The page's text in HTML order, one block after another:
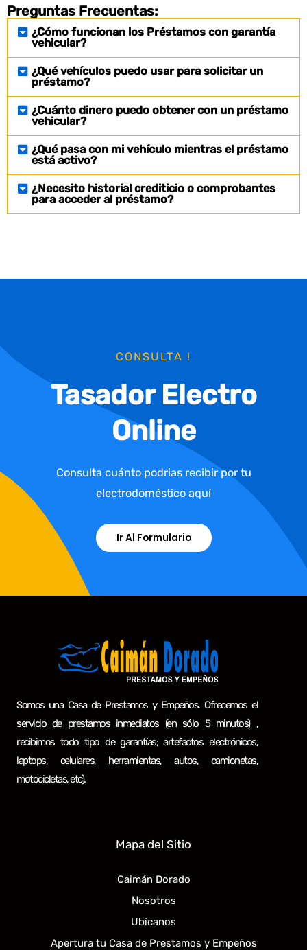
Preguntas Frecuentas:
¿Cómo funcionan los Préstamos con garantía
vehicular?
¿Qué vehículos puedo usar para solicitar un
préstamo?
¿Cuánto dinero puedo obtener con un préstamo
vehicular?
¿Qué pasa con mi vehículo mientras el préstamo
está activo?
¿Necesito historial crediticio o comprobantes
para acceder al préstamo?
CONSULTA !
Tasador Electro
Online
Consulta cuánto podrias recibir por tu
electrodoméstico aquí
Ir Al Formulario
Somos una Casa de Prestamos y Empeños. Ofrecemos el
servicio de prestamos inmediatos (en sólo 5 minutos) ,
recibimos todo tipo de garantías; artefactos electrónicos,
laptops, celulares, herramientas, autos, camionetas,
motocicletas, etc).
Mapa del Sitio
Caimán Dorado
Nosotros
Ubícanos
Apertura tu Casa de Prestamos y Empeños